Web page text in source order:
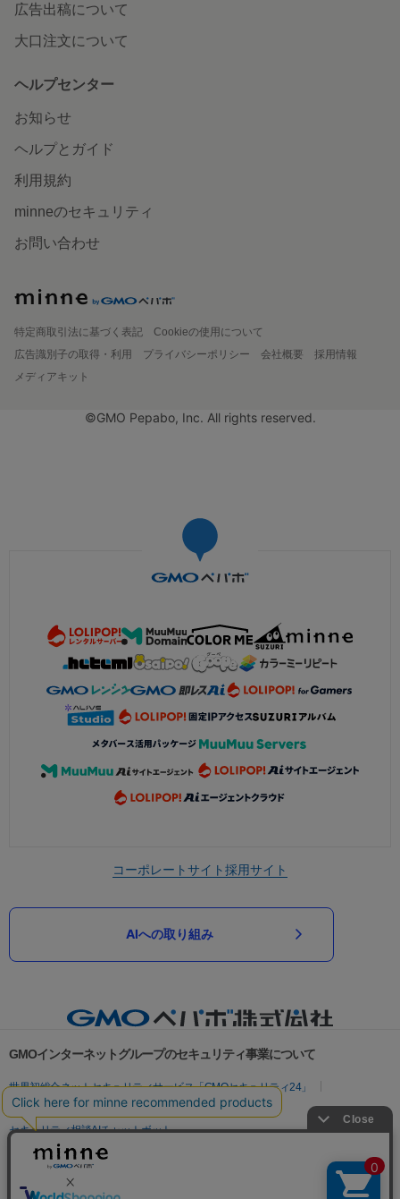
広告出稿について
大口注文について
ヘルプセンター
お知らせ
ヘルプとガイド
利用規約
minneのセキュリティ
お問い合わせ
特定商取引法に基づく表記
Cookieの使用について
広告識別子の取得・利用
プライバシーポリシー 会社概要
採用情報
メディアキット
©GMO Pepabo, Inc. All rights reserved.
コーポレートサイト採用サイト
AIへの取り組み
GMOインターネットグループのセキュリティ事業について
世界初総合ネットセキュリティサービス「GMOセキュリティ24」
パスワード漏洩診断
Webサイトリスク診断
セキュリティ相談AIチャットボット
実在証明・盗聴対策